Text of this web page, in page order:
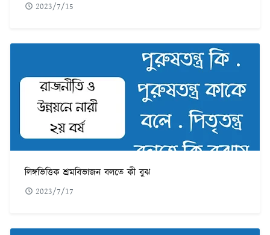
2023/7/15
লিঙ্গভিত্তিক শ্রমবিভাজন বলতে কী বুঝ
2023/7/17